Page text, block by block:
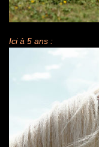
Ici à 5 ans :